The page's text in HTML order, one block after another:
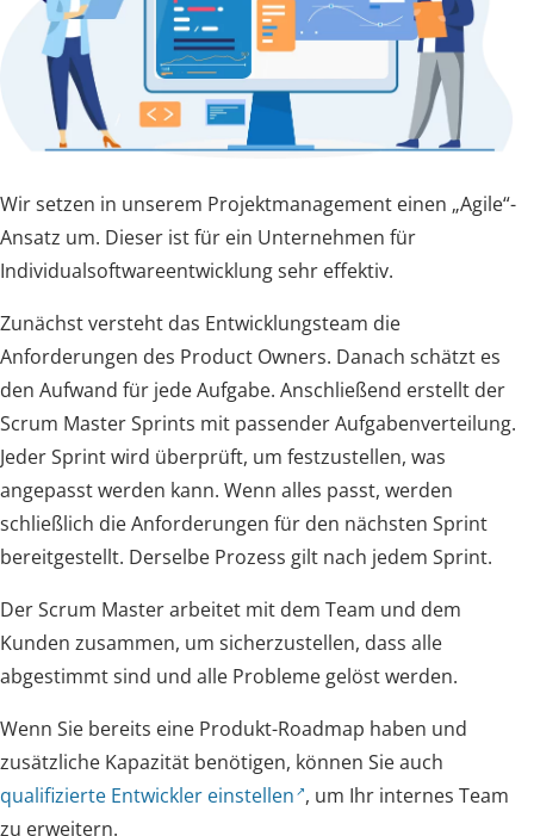
Wir setzen in unserem Projektmanagement einen „Agile“-
Ansatz um. Dieser ist für ein Unternehmen für
Individualsoftwareentwicklung sehr effektiv.
Zunächst versteht das Entwicklungsteam die
Anforderungen des Product Owners. Danach schätzt es
den Aufwand für jede Aufgabe. Anschließend erstellt der
Scrum Master Sprints mit passender Aufgabenverteilung.
Jeder Sprint wird überprüft, um festzustellen, was
angepasst werden kann. Wenn alles passt, werden
schließlich die Anforderungen für den nächsten Sprint
bereitgestellt. Derselbe Prozess gilt nach jedem Sprint.
Der Scrum Master arbeitet mit dem Team und dem
Kunden zusammen, um sicherzustellen, dass alle
abgestimmt sind und alle Probleme gelöst werden.
Wenn Sie bereits eine Produkt-Roadmap haben und
zusätzliche Kapazität benötigen, können Sie auch
qualifizierte Entwickler einstellen , um Ihr internes Team
zu erweitern.